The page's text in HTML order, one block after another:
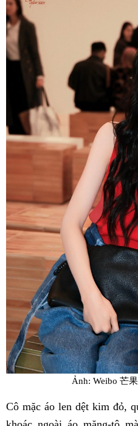
Ảnh: Weibo 芒
Cô mặc áo len dệt kim đỏ,